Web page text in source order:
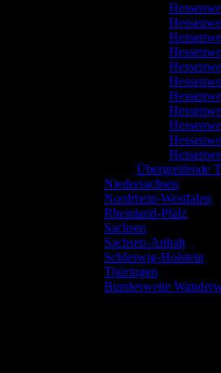
Übergreifende
Niedersachsen
Nordrhein-Westfalen
Rheinland-Pfalz
Sachsen
Sachsen-Anhalt
Schleswig-Holstein
Thüringen
Bundesweite